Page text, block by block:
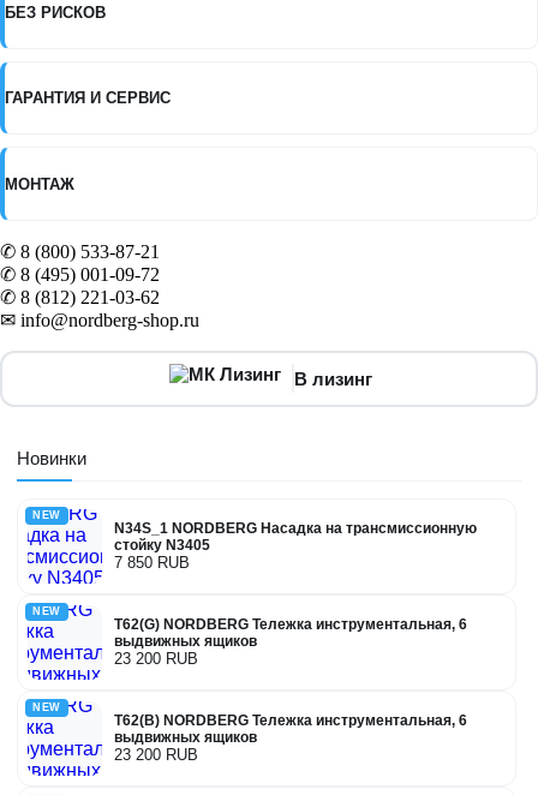
БЕЗ РИСКОВ
ГАРАНТИЯ И СЕРВИС
МОНТАЖ
✆ 8 (800) 533-87-21
✆ 8 (495) 001-09-72
✆ 8 (812) 221-03-62
✉ info@nordberg-shop.ru
В лизинг
Новинки
NEW
N34S_1 NORDBERG Насадка на трансмиссионную
стойку N3405
7 850 RUB
NEW
T62(G) NORDBERG Тележка инструментальная, 6
выдвижных ящиков
23 200 RUB
NEW
T62(B) NORDBERG Тележка инструментальная, 6
выдвижных ящиков
23 200 RUB